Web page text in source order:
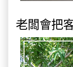
老闆會把